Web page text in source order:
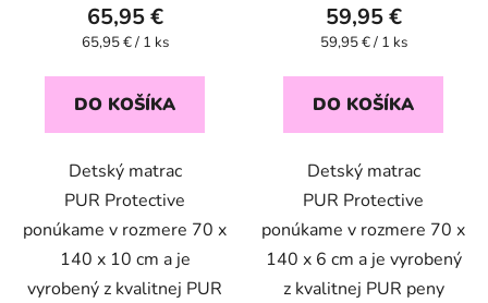
65,95 €
Jednotková
65,95 € / 1 ks
DO KOŠÍKA
Detský matrac
PUR Protective
ponúkame v rozmere 70 x
140 x 10 cm a je
vyrobený z kvalitnej PUR
59,95 €
Jednotková
59,95 € / 1 ks
DO KOŠÍKA
Detský matrac
PUR Protective
ponúkame v rozmere 70 x
140 x 6 cm a je vyrobený
z kvalitnej PUR peny